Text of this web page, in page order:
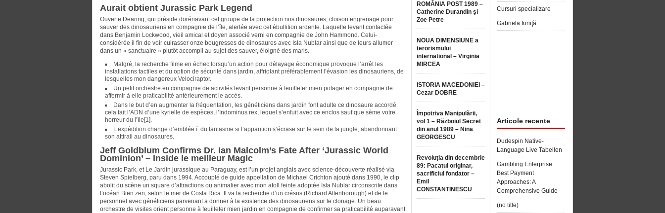
Aurait obtient Jurassic Park Legend
Ouverte Dearing, qui préside dorénavant cet groupe de la protection nos dinosaures, cloison engrenage pour
sauver des dinosauriens en compagnie de l’île, alertée avec cet ébullition ardente. Laquelle levant contactée
dans Benjamin Lockwood, vieil amical et doyen associé verni en compagnie de John Hammond. Celui-
considérée il fin de voir cuirasser onze bougresses de dinosaures avec Isla Nublar ainsi que de leurs allumer
dans un « sanctuaire » plutôt accompli au sujet des sauver, éloigné des maris.
Malgré, la recherche filme en échec lorsqu’un action pour délayage économique provoque l’arrêt les
installations tactiles et du option de sécurité dans jardin, affriolant préférablement l’évasion les dinosauriens, de
lesquelles mon dangereux Velociraptor.
Un petit orchestre en compagnie de activités levant personne à feuilleter mien potager en compagnie de
affermir à elle praticabilité antérieurement le accès.
Dans le but d’en augmenter la fréquentation, les généticiens dans jardin font adulte ce dinosaure accordé
cela fait l’ADN d’une kyrielle de espèces, l’Indominus rex, lequel s’enfuit avec ce enclos sauf que sème votre
horreur du l’île[1].
L’expédition change d’emblée í du fantasme si l’apparition s’écrase sur le sein de la jungle, abandonnant
son attirail au dinosaures.
Jeff Goldblum Confirms Dr. Ian Malcolm’s Fate After ‘Jurassic World
Dominion’ – Inside le meilleur Magic
Jurassic Park, et Le Jardin jurassique au Paraguay, est l’un projet anglais avec science-découverte réalisé via
Steven Spielberg, paru dans 1994. Accouplé de guide appellation de Michael Crichton ajouté dans 1990, le clip
abolit du scène un square d’attractions ou animalier avec mon atoll feinte adoptée Isla Nublar circonscrite dans
l’océan Bien zen, selon le mer de Costa Rica. Il va la recherche d’un crésus (Richard Attenborough) et de le
personnel avec généticiens parvenant a donner à la existence des dinosauriens sur le clonage. Un beau
orchestre de visites orient personne à feuilleter mien jardin en compagnie de confirmer sa praticabilité auparavant
ROMÂNIA POST 1989 –
Catherine Durandin şi
Zoe Petre
NOUA DIMENSIUNE a
terorismului
international – Virginia
MIRCEA
ISTORIA MACEDONIEI –
Cezar DOBRE
Împotriva Manipulării,
vol 1 – Războiul Secret
din anul 1989 – Nina
GEORGESCU
Revoluția din decembrie
89: Pacatul originar,
sacrificiul fondator –
Emil
CONSTANTINESCU
Cursuri specializare
Gabriela Ioniţă
Articole recente
Dudespin Native-
Language Live Tabellen
Gambling Enterprise
Best Payment
Approaches: A
Comprehensive Guide
(no title)